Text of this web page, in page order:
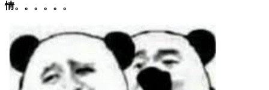
情。。。。。。